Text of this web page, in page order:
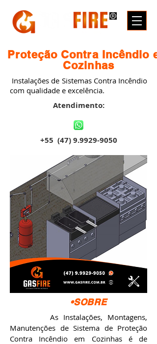
Proteção Contra Incêndio
Cozinhas
Instalações de Sistemas Contra Incêndio
com qualidade e excelência.
Atendimento:
+55 (47) 9.9929-9050
•SOBRE
As Instalações, Montagens,
Manutenções de Sistema de Proteção
Contra Incêndio em Cozinhas é de